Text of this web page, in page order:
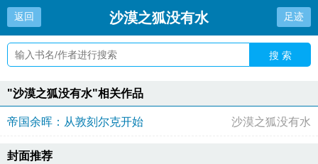
返回 沙漠之狐没有水 足迹
搜 索
"沙漠之狐没有水"相关作品
帝国余晖：从敦刻尔克开始 沙漠之狐没有水
封面推荐